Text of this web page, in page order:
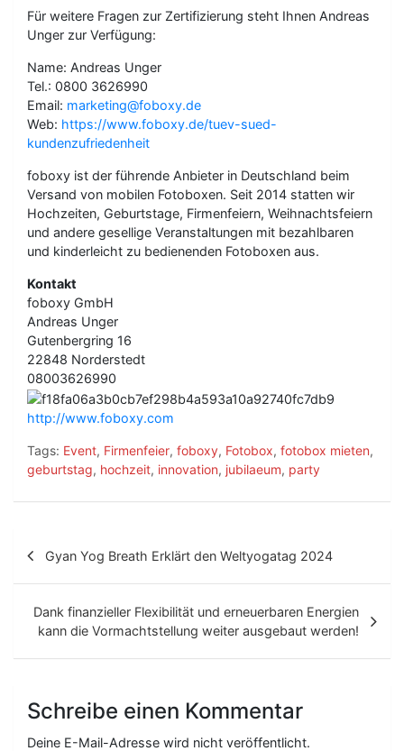
Für weitere Fragen zur Zertifizierung steht Ihnen Andreas
Unger zur Verfügung:
Name: Andreas Unger
Tel.: 0800 3626990
Email: marketing@foboxy.de
Web: https://www.foboxy.de/tuev-sued-
kundenzufriedenheit
foboxy ist der führende Anbieter in Deutschland beim
Versand von mobilen Fotoboxen. Seit 2014 statten wir
Hochzeiten, Geburtstage, Firmenfeiern, Weihnachtsfeiern
und andere gesellige Veranstaltungen mit bezahlbaren
und kinderleicht zu bedienenden Fotoboxen aus.
Kontakt
foboxy GmbH
Andreas Unger
Gutenbergring 16
22848 Norderstedt
08003626990
http://www.foboxy.com
Tags: Event, Firmenfeier, foboxy, Fotobox, fotobox mieten,
geburtstag, hochzeit, innovation, jubilaeum, party
r
g
Gyan Yog Breath Erklärt den Weltyogatag 2024
Dank finanzieller Flexibilität und erneuerbaren Energien
kann die Vormachtstellung weiter ausgebaut werden!
Schreibe einen Kommentar
Deine E-Mail-Adresse wird nicht veröffentlicht.